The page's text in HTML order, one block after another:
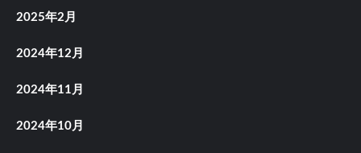
2025年2月
2024年12月
2024年11月
2024年10月